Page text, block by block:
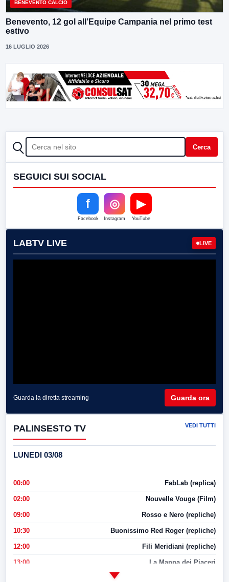
BENEVENTO CALCIO
Benevento, 12 gol all’Equipe Campania nel primo test
estivo
16 LUGLIO 2026
CERCA Cerca
SEGUICI SUI SOCIAL
f
Facebook
◎
Instagram
▶
YouTube
LABTV LIVE LIVE
Guarda la diretta streaming Guarda ora
PALINSESTO TV VEDI TUTTI
LUNEDI 03/08
00:00 FabLab (replica)
02:00 Nouvelle Vouge (Film)
09:00 Rosso e Nero (repliche)
10:30 Buonissimo Red Roger (repliche)
12:00 Fili Meridiani (repliche)
13:00 La Mappa dei Piaceri